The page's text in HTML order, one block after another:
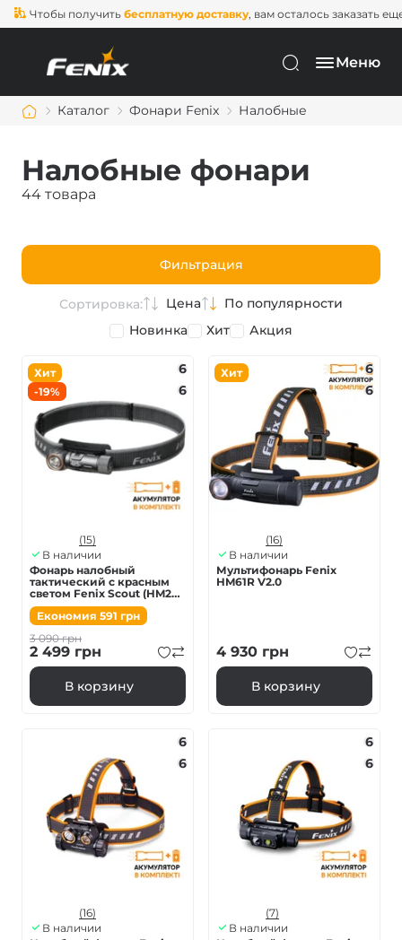
получитьбесплатную доставку, вам осталось заказать еще на 2
Меню
Каталог Фонари Fenix Налобные
Налобные фонари
44 товара
Фильтрация
Сортировка: Цена
По популярности
Новинка
Хит Акция
Хит
-19%
6
6
(15)
В наличии
Фонарь налобный
тактический с красным
светом Fenix Scout (HM23
V2.0) | Лимитированная
серия
Економия 591 грн
3 090грн
2 499 грн
В корзину
Хит
6
6
(16)
В наличии
Мультифонарь Fenix
HM61R V2.0
4 930 грн
В корзину
6
6
(16)
В наличии
6
6
(7)
В наличии